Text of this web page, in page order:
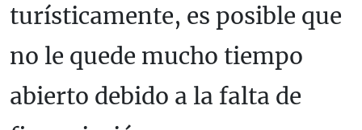
turísticamente, es posible que
no le quede mucho tiempo
abierto debido a la falta de